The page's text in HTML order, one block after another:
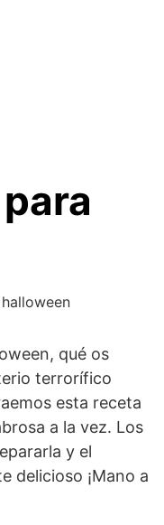
qué os
terrorífico
esta receta
a la vez. Los
y el
delicioso ¡Mano a